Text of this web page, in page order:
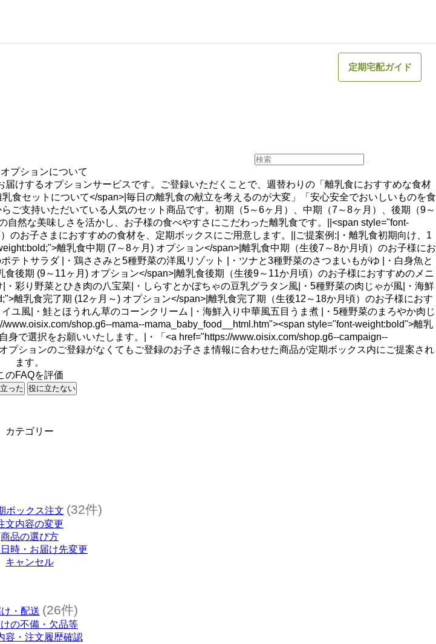
定期宅配ガイド
プションについて
けするオプションサービスです。ご登録いただくことで、週替わりの「離乳食におすすめな食材
食セットについて</span>|毎日の離乳食の献立を考えるのが大変」「安心安全でおいしいものを食
支持いただいている人気のセット商品です。初期（5～6ヶ月）、中期（7～8ヶ月）、後期（9～
然な美味しさを活かし、お子様の食べやすさにこだわった離乳食です。||<span style="font-
お子さまにおすすめの食材を、定期ボックスにご用意します。||ご提案例:|・離乳食初期向け、1
離乳食中期 (7～8ヶ月) オプション</span>|離乳食中期（生後7～8か月頃）のお子様にお
トサラダ |・鶏ささみと5種野菜の洋風リゾット |・ツナと3種野菜のさつまいもがゆ |・白身魚と
後期 (9～11ヶ月) オプション</span>|離乳食後期（生後9～11か月頃）のお子様におすすめのメニ
彩り野菜とひき肉の八宝菜|・しらすとかぼちゃの豆乳グラタン風|・5種野菜の肉じゃが風|・海鮮
離乳食完了期 (12ヶ月～) オプション</span>|離乳食完了期（生後12～18か月頃）のお子様におす
風|・鮭とほうれん草のコーンクリーム |・海鮮入り中華風五目うま煮 |・5種野菜のまろやか肉じ
shop.g6--mama--mama_baby_food__html.htm"><span style="font-weight:bold">離乳
で選択をお願いいたします。|・「<a href="https://www.oisix.com/shop.g6--campaign--
ションのご登録がなくてもご登録のお子さま情報に合わせた商品が定期ボックス内にご提案され
ます。
のFAQを評価
った 役に立たない
カテゴリー
ボックス注文 (32件)
文内容の変更
商品の選び方
時・お届け先変更
キャンセル
・配送 (26件)
の不備・欠品等
容・注文履歴確認